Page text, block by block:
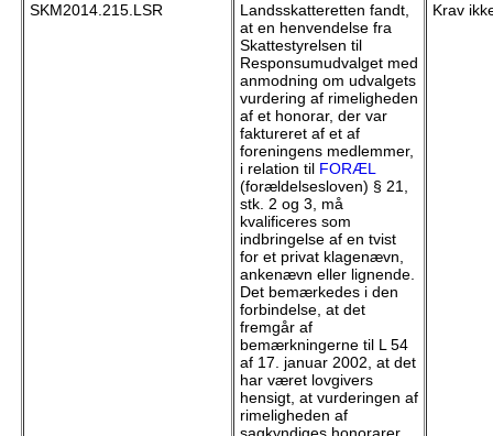
SKM2014.215.LSR
Landsskatteretten fandt,
at en henvendelse fra
Skattestyrelsen til
Responsumudvalget med
anmodning om udvalgets
vurdering af rimeligheden
af et honorar, der var
faktureret af et af
foreningens medlemmer,
i relation til FORÆL
(forældelsesloven) § 21,
stk. 2 og 3, må
kvalificeres som
indbringelse af en tvist
for et privat klagenævn,
ankenævn eller lignende.
Det bemærkedes i den
forbindelse, at det
fremgår af
bemærkningerne til L 54
af 17. januar 2002, at det
har været lovgivers
hensigt, at vurderingen af
rimeligheden af
Krav